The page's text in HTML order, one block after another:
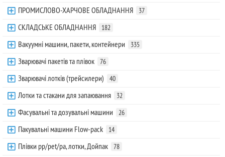
ПРОМИСЛОВО-ХАРЧОВЕ ОБЛАДНАННЯ
37
СКЛАДСЬКЕ ОБЛАДНАННЯ 182
Вакуумні машини, пакети, контейнери 335
Зварювачі пакетів та плівок 76
Зварювачі лотків (трейсилери) 40
Лотки та стакани для запаювання 32
Фасувальні та дозувальні машини 26
Пакувальні машини Flow-pack 14
Плівки pp/pet/pa, лотки, Дойпак 78